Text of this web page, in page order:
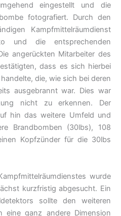
eingestellt und die
fotografiert. Durch den
Kampfmittelräumdienst
und die entsprechenden
angerückten Mitarbeiter des
dass es sich hierbei
handelte, die, wie sich bei deren
ausgebrannt war. Dies war
nicht zu erkennen. Der
hin das weitere Umfeld und
Brandbomben (30lbs), 108
Kopfzünder für die 30lbs
wurde
kurzfristig abgesucht. Ein
sollte den weiteren
eine ganz andere Dimension